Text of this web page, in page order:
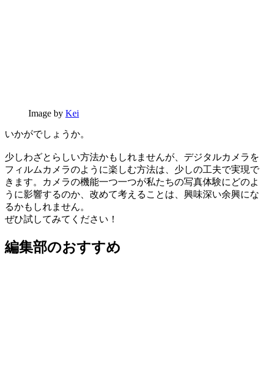
Image by Kei
いかがでしょうか。
少しわざとらしい方法かもしれませんが、デジタルカメラを
フィルムカメラのように楽しむ方法は、少しの工夫で実現で
きます。カメラの機能一つ一つが私たちの写真体験にどのよ
うに影響するのか、改めて考えることは、興味深い余興にな
るかもしれません。
ぜひ試してみてください！
編集部のおすすめ